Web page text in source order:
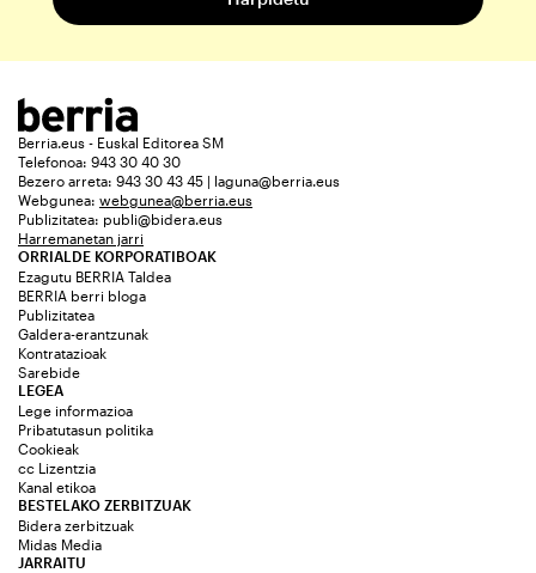
Berria.eus - Euskal Editorea SM
Telefonoa: 943 30 40 30
Bezero arreta: 943 30 43 45 | laguna@berria.eus
Webgunea: webgunea@berria.eus
Publizitatea: publi@bidera.eus
Harremanetan jarri
ORRIALDE KORPORATIBOAK
Ezagutu BERRIA Taldea
BERRIA berri bloga
Publizitatea
Galdera-erantzunak
Kontratazioak
Sarebide
JARRAITU
LEGEA
Lege informazioa
Pribatutasun politika
Cookieak
cc Lizentzia
Kanal etikoa
BESTELAKO ZERBITZUAK
Bidera zerbitzuak
Midas Media